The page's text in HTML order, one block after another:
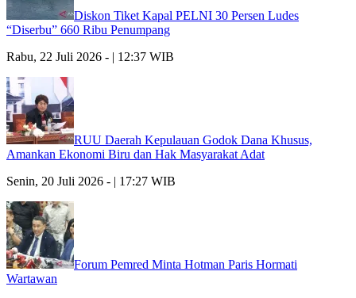
Diskon Tiket Kapal PELNI 30 Persen Ludes
“Diserbu” 660 Ribu Penumpang
Rabu, 22 Juli 2026 - | 12:37 WIB
RUU Daerah Kepulauan Godok Dana Khusus,
Amankan Ekonomi Biru dan Hak Masyarakat Adat
Senin, 20 Juli 2026 - | 17:27 WIB
Forum Pemred Minta Hotman Paris Hormati
Wartawan